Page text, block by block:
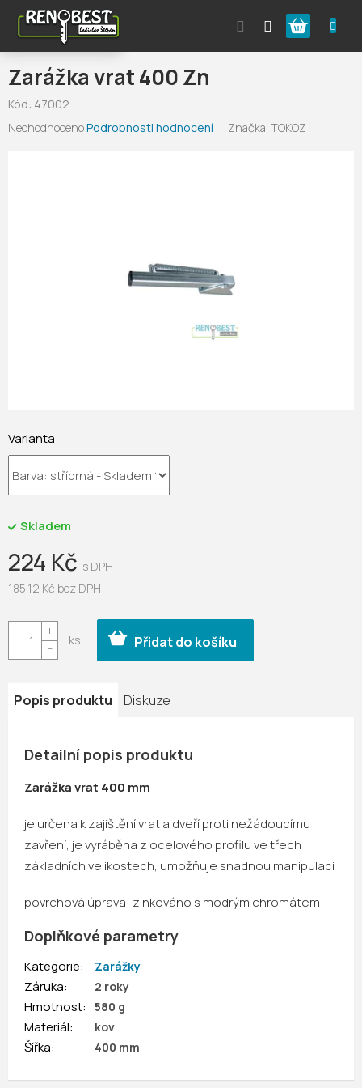
obsah
Nákupní
košík
Zarážka vrat 400 Zn
Kód: 47002
Průměrné
NeohodnocenoPodrobnosti hodnocení Značka:TOKOZ
224 Kč
185,12 Kč bez DPH
cena:
Skladem
Varianta
Přidat do košíku
Popis produktu Diskuze
Detailní popis produktu
Zarážka vrat 400 mm
je určena k zajištění vrat a dveří proti nežádoucímu
zavření, je vyráběna z ocelového profilu ve třech
základních velikostech, umožňuje snadnou manipulaci
povrchová úprava: zinkováno s modrým chromátem
Doplňkové parametry
Kategorie: Zarážky
Záruka: 2 roky
Hmotnost: 580 g
Materiál: kov
Šířka: 400 mm